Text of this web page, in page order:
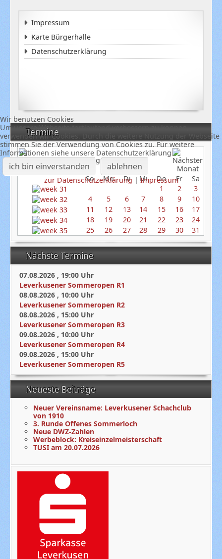
Termine
August 2024
So
Mo Di Mi Do Fr
Sa
1
2
3
4
5 6 7 8 9
10
11
12 13 14 15 16
17
18
19 20 21 22 23
24
25
26 27 28 29 30 31
Nächste Termine
07.08.2026 , 19:00 Uhr
Leverkusener Sommeropen R1
08.08.2026 , 10:00 Uhr
Leverkusener Sommeropen R2
08.08.2026 , 15:00 Uhr
Leverkusener Sommeropen R3
09.08.2026 , 10:00 Uhr
Leverkusener Sommeropen R4
09.08.2026 , 15:00 Uhr
Leverkusener Sommeropen R5
Neueste Beiträge
Neuer Vereinsname: Leverkusener Schachclub
von 1910
3. Runde Offenes Sommerloch
Neue DWZ-Zahlen
Werbeblock: Kreiseinzelmeisterschaft
TUSI am 20.07.2026
Impressum
Karte Bürgerhalle
Datenschutzerklärung
Wir benutzen Cookies
Um unsere Webseite fortlaufend verbessern zu können,
verwenden wir Cookies. Durch die weitere Nutzung der Webseite
stimmen Sie der Verwendung von Cookies zu. Für weitere
Informationen siehe unsere Datenschutzerklärung
ich bin einverstanden ablehnen
zur Datenschutzerklärung |Impressum